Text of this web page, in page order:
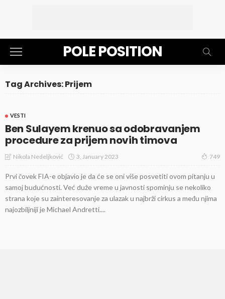
POLE POSITION
Tag Archives: Prijem
VESTI
Ben Sulayem krenuo sa odobravanjem
procedure za prijem novih timova
Nikola Nedeljković 3, January 2023 749
Prvi čovek FIA-e objavio je da će se oni više posvetiti ovom pitanju u
samoj budućnosti. Već duže vreme u javnosti spominju se nekoliko
strana koje su zainteresovanje za ulazak u najbrži cirkus a među njima
najozbiljniji je Michael Andretti....